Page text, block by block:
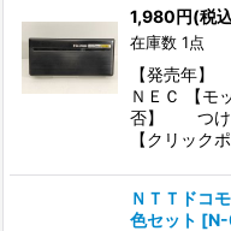
並び順:
1,980円(税
在庫数 1点
【発売年
ＮＥＣ 【モ
否】 つけ
【クリック
ＮＴＴド
色セット [